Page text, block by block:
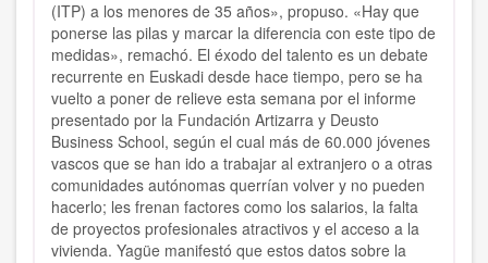
(ITP) a los menores de 35 años», propuso. «Hay que
ponerse las pilas y marcar la diferencia con este tipo de
medidas», remachó. El éxodo del talento es un debate
recurrente en Euskadi desde hace tiempo, pero se ha
vuelto a poner de relieve esta semana por el informe
presentado por la Fundación Artizarra y Deusto
Business School, según el cual más de 60.000 jóvenes
vascos que se han ido a trabajar al extranjero o a otras
comunidades autónomas querrían volver y no pueden
hacerlo; les frenan factores como los salarios, la falta
de proyectos profesionales atractivos y el acceso a la
vivienda. Yagüe manifestó que estos datos sobre la